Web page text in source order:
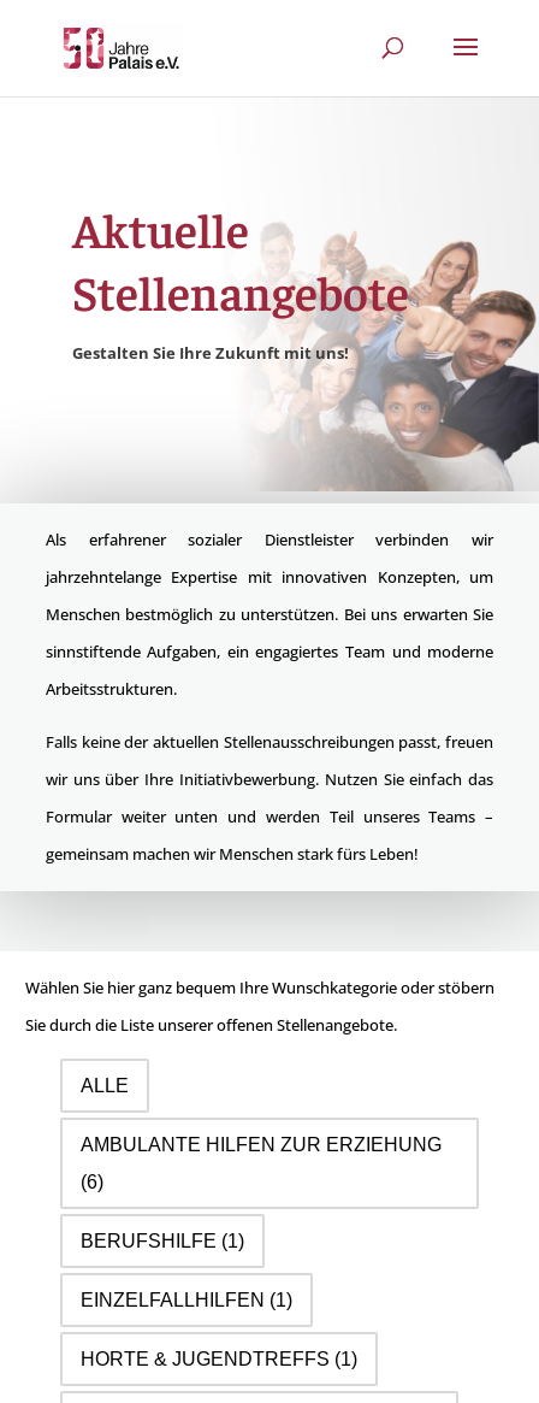
Aktuelle
Stellenangebote
Gestalten Sie Ihre Zukunft mit uns!
Als erfahrener sozialer Dienstleister verbinden wir
jahrzehntelange Expertise mit innovativen Konzepten, um
Menschen bestmöglich zu unterstützen. Bei uns erwarten Sie
sinnstiftende Aufgaben, ein engagiertes Team und moderne
Arbeitsstrukturen.
Falls keine der aktuellen Stellenausschreibungen passt, freuen
wir uns über Ihre Initiativbewerbung. Nutzen Sie einfach das
Formular weiter unten und werden Teil unseres Teams –
gemeinsam machen wir Menschen stark fürs Leben!
Wählen Sie hier ganz bequem Ihre Wunschkategorie oder stöbern
Sie durch die Liste unserer offenen Stellenangebote.
ALLE
AMBULANTE HILFEN ZUR ERZIEHUNG
(6)
BERUFSHILFE (1)
EINZELFALLHILFEN (1)
HORTE & JUGENDTREFFS (1)